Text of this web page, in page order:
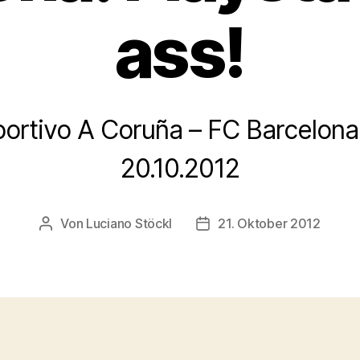
ass!
A Coruña – FC
20.10.2012
Beitragsautor
Von Luciano Stöckl Beitragsdatum
21. Oktober 2012